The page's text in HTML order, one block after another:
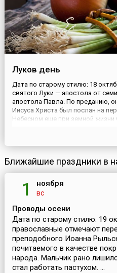
Луков день
Дата по старому стилю: 18
святого Луки — апостола от
апостола Павла. По преданию,
Иисуса Христа был послан на
Небесном еще при земной жизни
Ближайшие праздники в
1 ноября
вс
Проводы осени
Дата по старому стилю: 19
православные отмечают
преподобного Иоанна
почитаемого в качестве
народа. Мальчик рано
стал работать пастухом. ...